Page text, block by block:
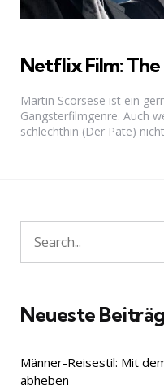
Netflix Film: The
Martin Scorsese ist ein
Gangsterfilmgenre. Auch
schlechthin (Der Pate)
Search
for:
Neueste
Männer-Reisestil: Mit
abheben